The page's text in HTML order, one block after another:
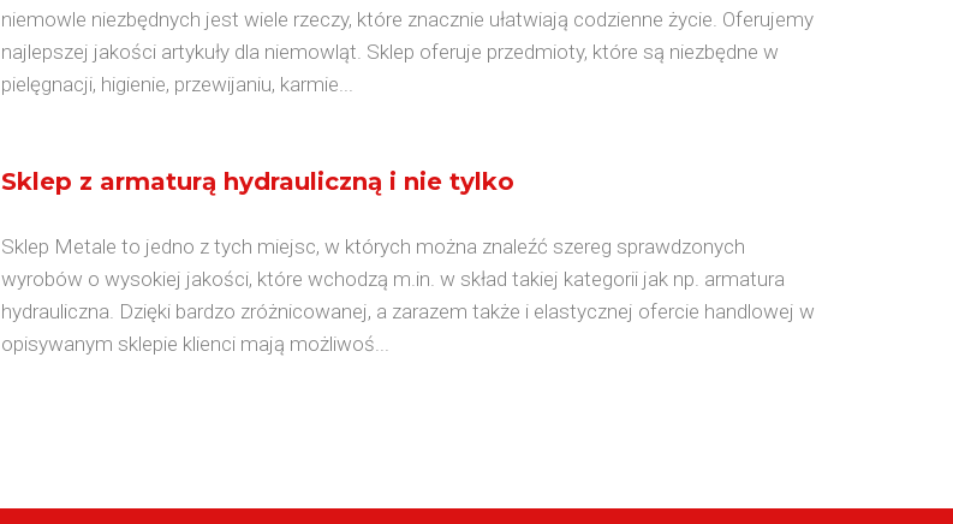
niemowle niezbędnych jest wiele rzeczy, które znacznie ułatwiają codzienne życie. Oferujemy
najlepszej jakości artykuły dla niemowląt. Sklep oferuje przedmioty, które są niezbędne w
pielęgnacji, higienie, przewijaniu, karmie...
Sklep z armaturą hydrauliczną i nie tylko
Sklep Metale to jedno z tych miejsc, w których można znaleźć szereg sprawdzonych
wyrobów o wysokiej jakości, które wchodzą m.in. w skład takiej kategorii jak np. armatura
hydrauliczna. Dzięki bardzo zróżnicowanej, a zarazem także i elastycznej ofercie handlowej w
opisywanym sklepie klienci mają możliwoś...